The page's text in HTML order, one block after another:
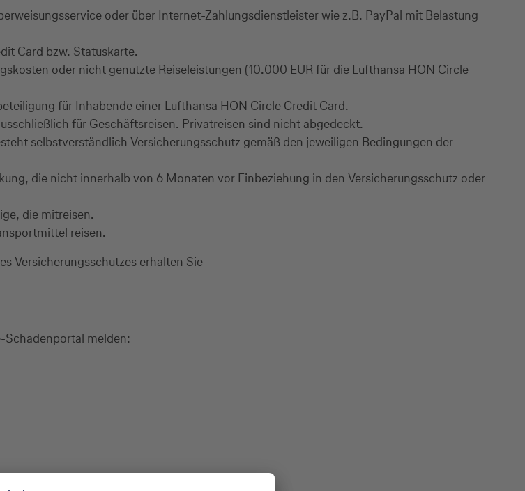
oder über Internet-Zahlungsdienstleister wie z.B. PayPal mit Belastung
Card bzw. Statuskarte.
oder nicht genutzte Reiseleistungen (10.000 EUR für die Lufthansa HON Circle
für Inhabende einer Lufthansa HON Circle Credit Card.
für Geschäftsreisen. Privatreisen sind nicht abgedeckt.
selbstverständlich Versicherungsschutz gemäß den jeweiligen Bedingungen der
die nicht innerhalb von 6 Monaten vor Einbeziehung in den Versicherungsschutz oder
die mitreisen.
reisen.
Versicherungsschutzes erhalten Sie
Schadenportal melden: